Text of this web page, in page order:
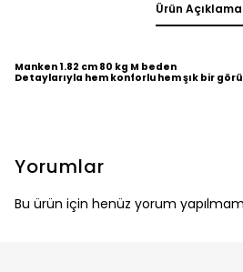
Ürün
Manken 1.82 cm 80 kg M beden
Detaylarıyla hem konforlu hem şık bir
Yorumlar
Bu ürün için henüz yorum